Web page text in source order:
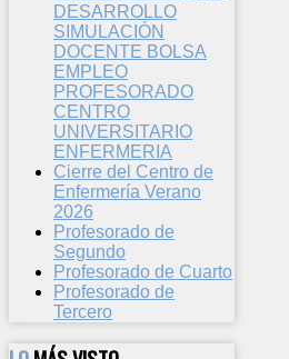
DESARROLLO
SIMULACIÓN
DOCENTE BOLSA
EMPLEO
PROFESORADO
CENTRO
UNIVERSITARIO
ENFERMERIA
Cierre del Centro de
Enfermería Verano
2026
Profesorado de
Segundo
Profesorado de Cuarto
Profesorado de
Tercero